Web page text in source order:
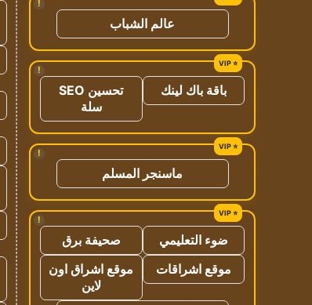
!
عالم الشباب
!
باقة باك لينك
تحسين SEO
سلة
!
ماسنجر المسلم
!
ضوء التعليمي
صحيفة برق
موقع اشراقات
موقع اشراق اون
لاين